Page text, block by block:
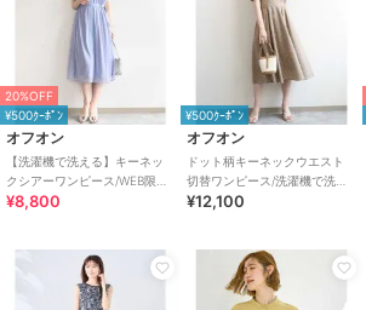
20%OFF
¥500ｸｰﾎﾟﾝ
オフオン
【洗濯機で洗える】キーネッ
クシアーワンピース/WEB限定
サイズあり
¥8,800
¥500ｸｰﾎﾟﾝ
オフオン
ドット柄キーネックウエスト
切替ワンピース/洗濯機で洗え
る/WEB限定サイズあり
¥12,100